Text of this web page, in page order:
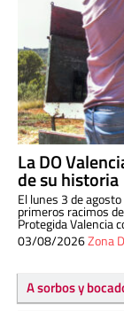
La DO
de su historia
El lunes 3 de
primeros racimos
Protegida Valencia
03/08/2026Zona
A sorbos y